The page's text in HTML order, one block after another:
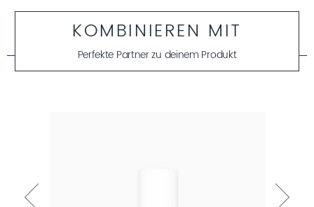
KOMBINIEREN MIT
Perfekte Partner zu deinem Produkt